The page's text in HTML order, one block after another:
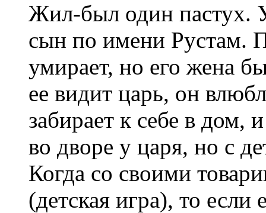
Жил-был один пастух.
сын по имени Рустам.
умирает, но его жена
ее видит царь, он
забирает к себе в дом,
во дворе у царя, но с
Когда со своими
(детская игра), то